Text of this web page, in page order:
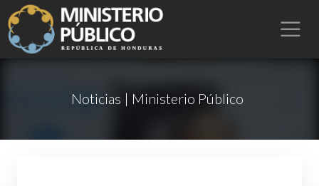
Noticias | Ministerio Público